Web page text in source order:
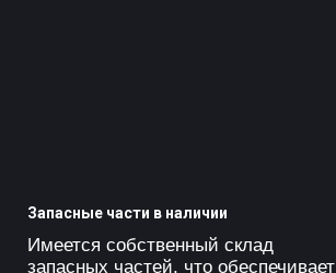
Запасные части в наличии
Имеется собственный склад
запасных частей, что обеспечивает